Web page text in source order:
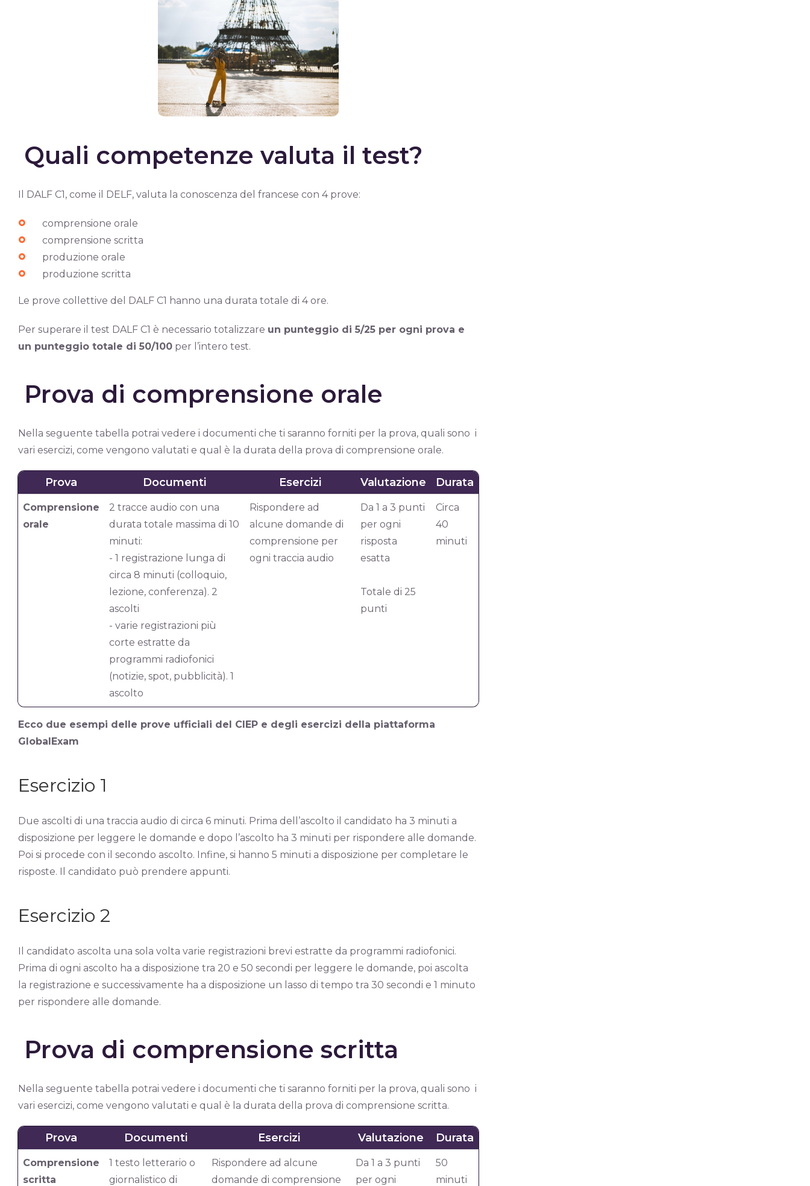
Quali competenze valuta il test?
Il DALF C1, come il DELF, valuta la conoscenza del francese con 4 prove:
comprensione orale
comprensione scritta
produzione orale
produzione scritta
Le prove collettive del DALF C1 hanno una durata totale di 4 ore.
Per superare il test DALF C1 è necessario totalizzare un punteggio di 5/25 per ogni prova e
un punteggio totale di 50/100 per l’intero test.
Prova di comprensione orale
Nella seguente tabella potrai vedere i documenti che ti saranno forniti per la prova, quali sono i
vari esercizi, come vengono valutati e qual è la durata della prova di comprensione orale.
Prova Documenti Esercizi Valutazione Durata
Comprensione
orale
2 tracce audio con una
durata totale massima di 10
minuti:
- 1 registrazione lunga di
circa 8 minuti (colloquio,
lezione, conferenza). 2
ascolti
- varie registrazioni più
corte estratte da
programmi radiofonici
(notizie, spot, pubblicità). 1
ascolto
Rispondere ad
alcune domande di
comprensione per
ogni traccia audio
Da 1 a 3 punti
per ogni
risposta
esatta
Totale di 25
punti
Circa
40
minuti
Ecco due esempi delle prove ufficiali del CIEP e degli esercizi della piattaforma
GlobalExam
Esercizio 1
Due ascolti di una traccia audio di circa 6 minuti. Prima dell’ascolto il candidato ha 3 minuti a
disposizione per leggere le domande e dopo l’ascolto ha 3 minuti per rispondere alle domande.
Poi si procede con il secondo ascolto. Infine, si hanno 5 minuti a disposizione per completare le
risposte. Il candidato può prendere appunti.
Esercizio 2
Il candidato ascolta una sola volta varie registrazioni brevi estratte da programmi radiofonici.
Prima di ogni ascolto ha a disposizione tra 20 e 50 secondi per leggere le domande, poi ascolta
la registrazione e successivamente ha a disposizione un lasso di tempo tra 30 secondi e 1 minuto
per rispondere alle domande.
Prova di comprensione scritta
Nella seguente tabella potrai vedere i documenti che ti saranno forniti per la prova, quali sono i
vari esercizi, come vengono valutati e qual è la durata della prova di comprensione scritta.
Prova Documenti Esercizi Valutazione Durata
Comprensione
scritta
1 testo letterario o
giornalistico di
Rispondere ad alcune
domande di comprensione
Da 1 a 3 punti
per ogni
50
minuti